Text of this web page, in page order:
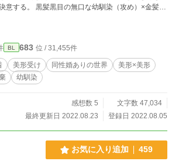
染（攻め）×金髪青
後編の２話完結。番外編を不定期更新中。
BL 683 位 / 31,455件
美形受け 同性婚ありの世界
美形×美形
幼馴染
感想数 5
文字数 47,034
最終更新日 2022.08.23
登録日 2022.08.05
お気に入り追加 459